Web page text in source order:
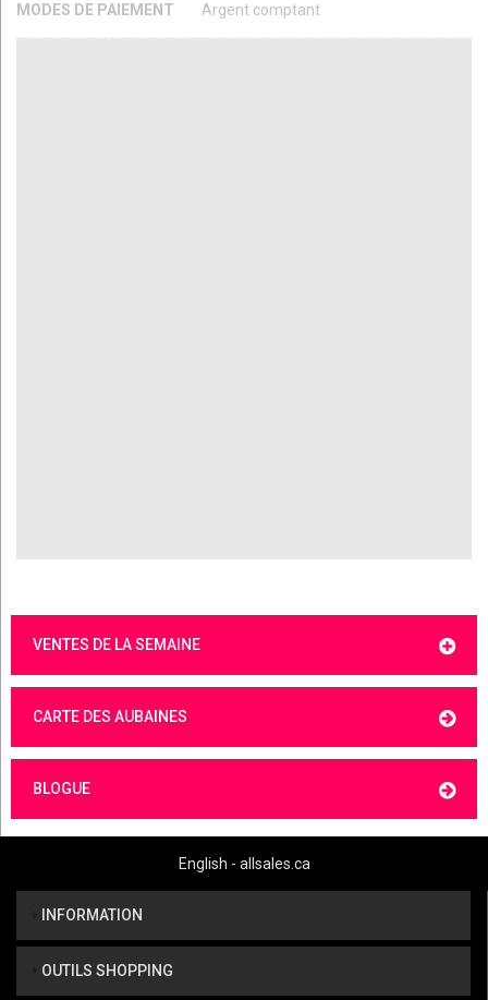
MODES DE PAIEMENT Argent comptant
VENTES DE LA SEMAINE
CARTE DES AUBAINES
BLOGUE
English - allsales.ca
INFORMATION
OUTILS SHOPPING